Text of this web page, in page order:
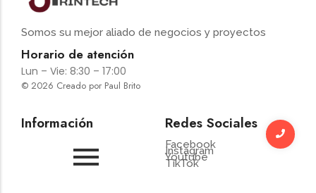
Somos su mejor aliado de negocios y proyectos
Horario de atención
Lun – Vie: 8:30 – 17:00
© 2026 Creado por Paul Brito
Información Redes Sociales
Facebook
Instagram
Youtube
TikTok